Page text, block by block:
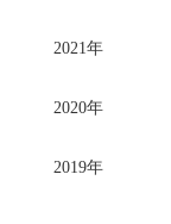
2021年
2020年
2019年